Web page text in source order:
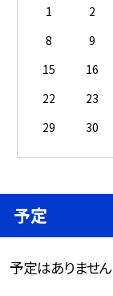
1 2
8
9
15
16
22
23
29
30
予定
予定はありません